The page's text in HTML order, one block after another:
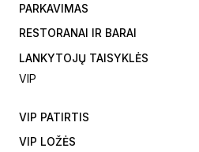
PARKAVIMAS
RESTORANAI IR BARAI
LANKYTOJŲ TAISYKLĖS
VIP
VIP PATIRTIS
VIP LOŽĖS